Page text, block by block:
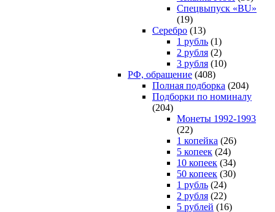
Спецвыпуск «BU»
(19)
Серебро (13)
1 рубль (1)
2 рубля (2)
3 рубля (10)
РФ, обращение (408)
Полная подборка (204)
Подборки по номиналу
(204)
Монеты 1992-1993
(22)
1 копейка (26)
5 копеек (24)
10 копеек (34)
50 копеек (30)
1 рубль (24)
2 рубля (22)
5 рублей (16)